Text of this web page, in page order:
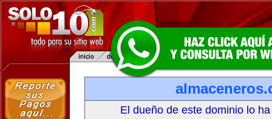
El dueño de este dominio lo